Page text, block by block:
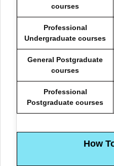
courses
Professional
Undergraduate courses
General Postgraduate
courses
Professional
Postgraduate courses
How